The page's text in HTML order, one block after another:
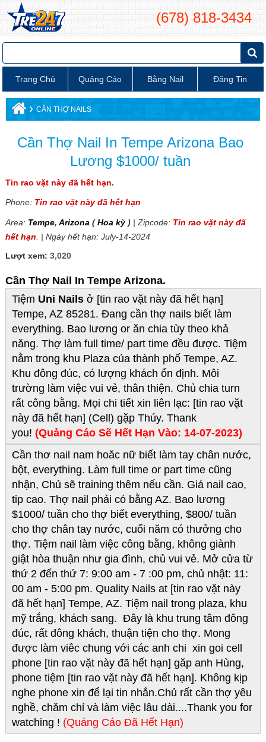
(678) 818-3434
Trang Chủ Quảng Cáo Bằng Nail Đăng Tin
› CẦN THỢ NAILS
Cần Thợ Nail In Tempe Arizona Bao
Lương $1000/ tuần
Tin rao vặt này đã hết hạn.
Phone: Tin rao vặt này đã hết hạn
Area: Tempe, Arizona (Hoa kỳ)| Zipcode: Tin rao vặt này đã
hết hạn . | Ngày hết hạn: July-14-2024
Lượt xem: 3,020
Cần Thợ Nail In Tempe Arizona.
Tiệm Uni Nailsở [tin rao vặt này đã hết hạn]
Tempe, AZ 85281. Đang cần thợ nails biết làm
everything. Bao lương or ăn chia tùy theo khả
năng. Thợ làm full time/ part time đều được. Tiệm
nằm trong khu Plaza của thành phố Tempe, AZ.
Khu đông đúc, có lượng khách ổn định. Môi
trường làm việc vui vẻ, thân thiện. Chủ chia turn
rất công bằng. Mọi chi tiết xin liên lạc: [tin rao vặt
này đã hết hạn] (Cell) gặp Thúy. Thank
you! (Quảng Cáo Sẽ Hết Hạn Vào: 14-07-2023)
Cần thơ nail nam hoăc nữ biết làm tay chân nước,
bột, everything. Làm full time or part time cũng
nhận, Chủ sẽ training thêm nếu cần. Giá nail cao,
tip cao. Thợ nail phải có bằng AZ. Bao lương
$1000/ tuần cho thợ biết everything, $800/ tuần
cho thợ chân tay nước, cuối năm có thưởng cho
thợ. Tiệm nail làm việc công bằng, không giành
giật hòa thuận như gia đình, chủ vui vẻ. Mở cửa từ
thứ 2 đến thứ 7: 9:00 am - 7 :00 pm, chủ nhật: 11:
00 am - 5:00 pm. Quality Nails at [tin rao vặt này
đã hết hạn] Tempe, AZ. Tiệm nail trong plaza, khu
mỹ trắng, khách sang. Đây là khu trung tâm đông
đúc, rất đông khách, thuận tiện cho thợ. Mong
được làm viêc chung với các anh chi xin goi cell
phone [tin rao vặt này đã hết hạn] găp anh Hùng,
phone tiệm [tin rao vặt này đã hết hạn]. Không kịp
nghe phone xin để lại tin nhắn.Chủ rất cần thợ yêu
nghề, chăm chỉ và làm việc lâu dài....Thank you for
watching ! (Quảng Cáo Đã Hết Hạn)